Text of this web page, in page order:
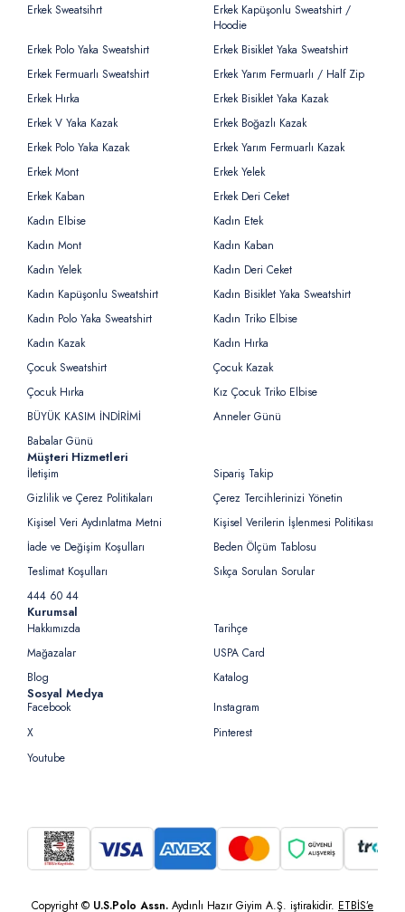
Erkek Sweatsihrt
Erkek Kapüşonlu Sweatshirt /
Hoodie
Erkek Polo Yaka Sweatshirt
Erkek Bisiklet Yaka Sweatshirt
Erkek Fermuarlı Sweatshirt
Erkek Yarım Fermuarlı / Half Zip
Erkek Hırka
Erkek Bisiklet Yaka Kazak
Erkek V Yaka Kazak
Erkek Boğazlı Kazak
Erkek Polo Yaka Kazak
Erkek Yarım Fermuarlı Kazak
Erkek Mont
Erkek Yelek
Erkek Kaban
Erkek Deri Ceket
Kadın Elbise
Kadın Etek
Kadın Mont
Kadın Kaban
Kadın Yelek
Kadın Deri Ceket
Kadın Kapüşonlu Sweatshirt
Kadın Bisiklet Yaka Sweatshirt
Kadın Polo Yaka Sweatshirt
Kadın Triko Elbise
Kadın Kazak
Kadın Hırka
Çocuk Sweatshirt
Çocuk Kazak
Çocuk Hırka
Kız Çocuk Triko Elbise
BÜYÜK KASIM İNDİRİMİ
Anneler Günü
Babalar Günü
Müşteri Hizmetleri
İletişim
Sipariş Takip
Gizlilik ve Çerez Politikaları
Çerez Tercihlerinizi Yönetin
Kişisel Veri Aydınlatma Metni
Kişisel Verilerin İşlenmesi Politikası
İade ve Değişim Koşulları
Beden Ölçüm Tablosu
Teslimat Koşulları
Sıkça Sorulan Sorular
444 60 44
Kurumsal
Hakkımızda
Tarihçe
Mağazalar
USPA Card
Blog
Katalog
Sosyal Medya
Facebook
Instagram
X
Pinterest
Youtube
Copyright © U.S.Polo Assn. Aydınlı Hazır Giyim A.Ş. iştirakidir. ETBİS’e